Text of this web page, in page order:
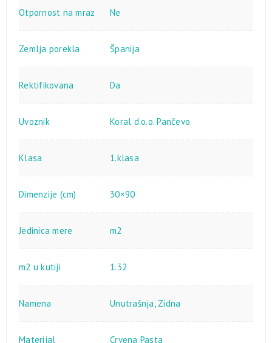
Otpornost na mraz Ne
Zemlja porekla Španija
Rektifikovana Da
Uvoznik Koral d.o.o. Pančevo
Klasa 1.klasa
Dimenzije (cm) 30×90
Jedinica mere m2
m2 u kutiji 1.32
Namena Unutrašnja, Zidna
Materijal Crvena Pasta